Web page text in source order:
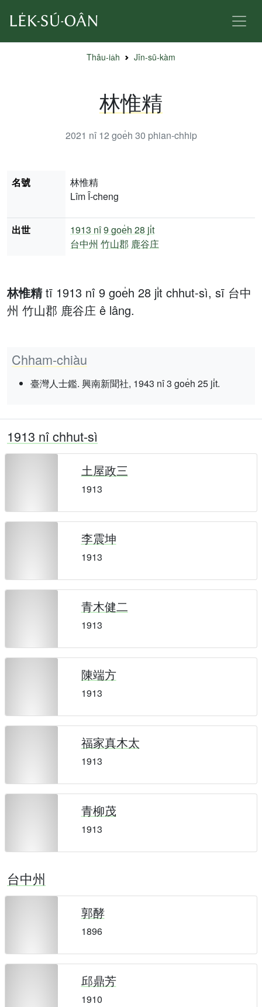
Thâu-ia̍h Jîn-sū-kàm
林惟精
2021 nî 12 goe̍h 30 phian-chhip
林惟精tī 1913 nî 9 goe̍h 28 ji̍t chhut-sì, sī 台中
州 竹山郡 鹿谷庄 ê lâng.
Chham-chiàu
臺灣人士鑑. 興南新聞社, 1943 nî 3 goe̍h 25 ji̍t.
名號
林惟精
Lîm Î-cheng
出世 1913 nî9 goe̍h 28 ji̍t
台中州 竹山郡 鹿谷庄
1913 nî chhut-sì
土屋政三
1913
李震坤
1913
青木健二
1913
陳端方
1913
福家真木太
1913
青柳茂
1913
台中州
郭酵
1896
邱鼎芳
1910